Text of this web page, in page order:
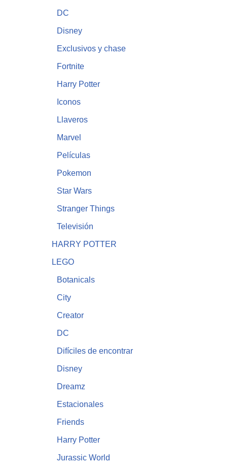
DC
Disney
Exclusivos y chase
Fortnite
Harry Potter
Iconos
Llaveros
Marvel
Películas
Pokemon
Star Wars
Stranger Things
Televisión
HARRY POTTER
LEGO
Botanicals
City
Creator
DC
Difíciles de encontrar
Disney
Dreamz
Estacionales
Friends
Harry Potter
Jurassic World